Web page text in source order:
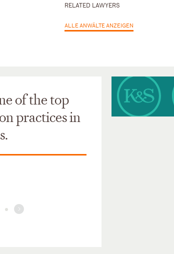
RELATED LAWYERS
ALLE ANWÄLTE ANZEIGEN
of the top
practices in